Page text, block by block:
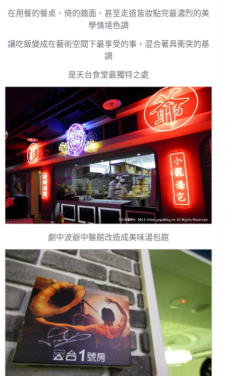
在用餐的餐桌、倚的牆面、甚至走道皆妝點完最濃烈的美
學情境色調
讓吃飯變成在藝術空間下最享受的事，混合著具衝突的基
調
是天台食堂最獨特之處
劇中波爺中醫館改造成美味湯包館